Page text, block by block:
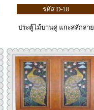
รหัส D-18
ประตู้ไม้บานคู่ แกะสลักลาย